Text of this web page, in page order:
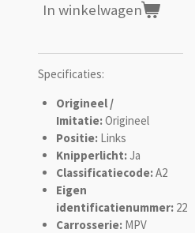
In winkelwagen
Specificaties:
Origineel /
Imitatie:Origineel
Positie: Links
Knipperlicht:Ja
Classificatiecode:A2
Eigen
identificatienummer: 22
Carrosserie: MPV